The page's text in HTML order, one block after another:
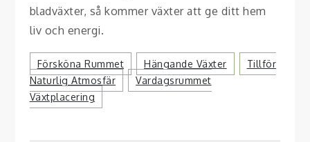
bladväxter, så kommer växter att ge ditt hem
liv och energi.
Försköna Rummet Hängande Växter
Tillför
Naturlig Atmosfär
Vardagsrummet
Växtplacering